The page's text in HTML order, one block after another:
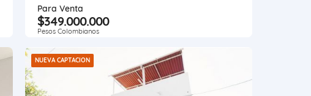
Para Venta
$349.000.000
Pesos Colombianos
NUEVA CAPTACION